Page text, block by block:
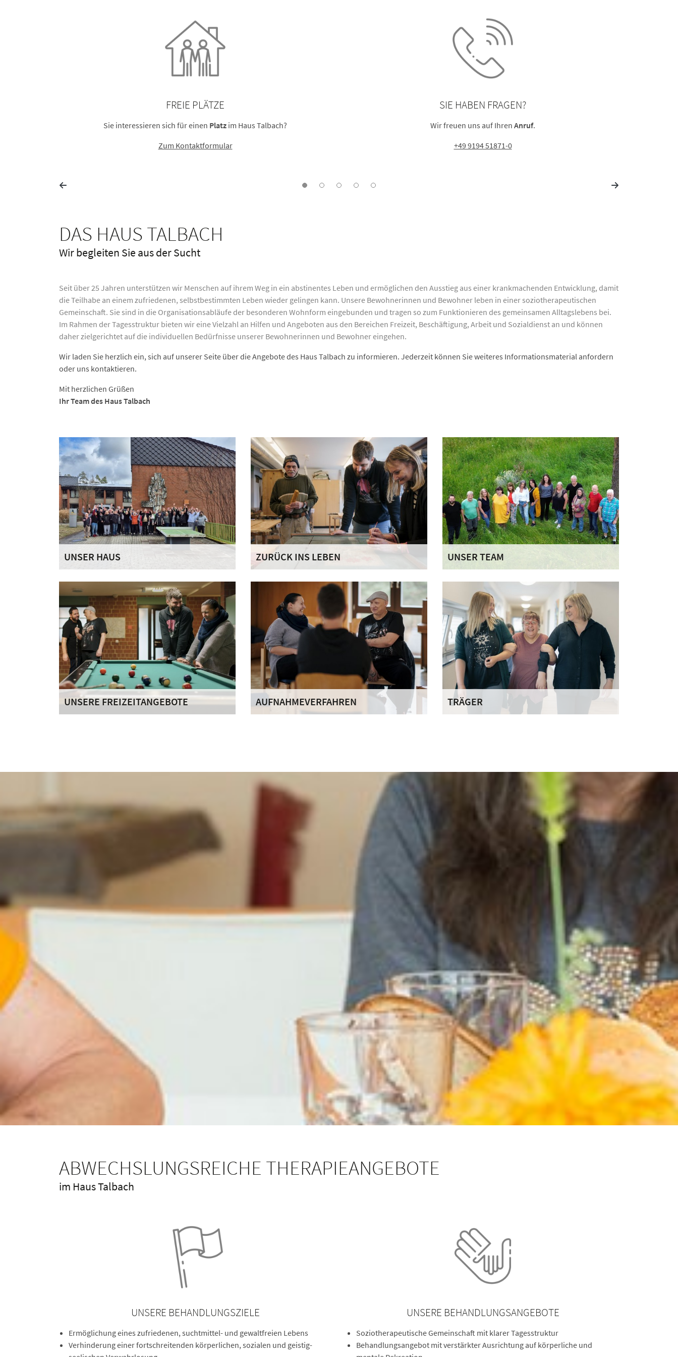
FREIE PLÄTZE
Sie interessieren sich für einen Platz im Haus Talbach?
Zum Kontaktformular
SIE HABEN FRAGEN?
Wir freuen uns auf Ihren Anruf.
+49 9194 51871-0
DAS HAUS TALBACH
Wir begleiten Sie aus der Sucht
Seit über 25 Jahren unterstützen wir Menschen auf ihrem Weg in ein abstinentes Leben und ermöglichen den Ausstieg aus einer krankmachenden Entwicklung, damit
die Teilhabe an einem zufriedenen, selbstbestimmten Leben wieder gelingen kann. Unsere Bewohnerinnen und Bewohner leben in einer soziotherapeutischen
Gemeinschaft. Sie sind in die Organisationsabläufe der besonderen Wohnform eingebunden und tragen so zum Funktionieren des gemeinsamen Alltagslebens bei.
Im Rahmen der Tagesstruktur bieten wir eine Vielzahl an Hilfen und Angeboten aus den Bereichen Freizeit, Beschäftigung, Arbeit und Sozialdienst an und können
daher zielgerichtet auf die individuellen Bedürfnisse unserer Bewohnerinnen und Bewohner eingehen.
Wir laden Sie herzlich ein, sich auf unserer Seite über die Angebote des Haus Talbach zu informieren. Jederzeit können Sie weiteres Informationsmaterial anfordern
oder uns kontaktieren.
Mit herzlichen Grüßen
Ihr Team des Haus Talbach
UNSER HAUS
Teilhabe bietet 38 Männern und Frauen
unterschiedlichen Alters ein Umfeld, um ihr
Leben wieder selbst zu gestalten und zu
entdecken.
ZURÜCK INS LEBEN
Vielzahl an Angeboten und Hilfen.
UNSER TEAM
Soziotherapie im Haus Aufseßtal in Oberfranken
entscheiden und sind gerne für Sie da!
UNSERE FREIZEITANGEBOTE AUFNAHMEVERFAHREN TRÄGER
ABWECHSLUNGSREICHE THERAPIEANGEBOTE
im Haus Talbach
UNSERE BEHANDLUNGSZIELE
Ermöglichung eines zufriedenen, suchtmittel- und gewaltfreien Lebens
Verhinderung einer fortschreitenden körperlichen, sozialen und geistig-
UNSERE BEHANDLUNGSANGEBOTE
Soziotherapeutische Gemeinschaft mit klarer Tagesstruktur
Behandlungsangebot mit verstärkter Ausrichtung auf körperliche und